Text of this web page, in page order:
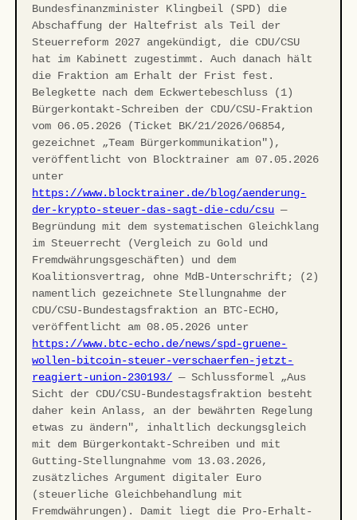
Bundesfinanzminister Klingbeil (SPD) die
Abschaffung der Haltefrist als Teil der
Steuerreform 2027 angekündigt, die CDU/CSU
hat im Kabinett zugestimmt. Auch danach hält
die Fraktion am Erhalt der Frist fest.
Belegkette nach dem Eckwertebeschluss (1)
Bürgerkontakt-Schreiben der CDU/CSU-Fraktion
vom 06.05.2026 (Ticket BK/21/2026/06854,
gezeichnet „Team Bürgerkommunikation"),
veröffentlicht von Blocktrainer am 07.05.2026
unter
https://www.blocktrainer.de/blog/aenderung-
der-krypto-steuer-das-sagt-die-cdu/csu —
Begründung mit dem systematischen Gleichklang
im Steuerrecht (Vergleich zu Gold und
Fremdwährungsgeschäften) und dem
Koalitionsvertrag, ohne MdB-Unterschrift; (2)
namentlich gezeichnete Stellungnahme der
CDU/CSU-Bundestagsfraktion an BTC-ECHO,
veröffentlicht am 08.05.2026 unter
https://www.btc-echo.de/news/spd-gruene-
wollen-bitcoin-steuer-verschaerfen-jetzt-
reagiert-union-230193/ — Schlussformel „Aus
Sicht der CDU/CSU-Bundestagsfraktion besteht
daher kein Anlass, an der bewährten Regelung
etwas zu ändern", inhaltlich deckungsgleich
mit dem Bürgerkontakt-Schreiben und mit
Gutting-Stellungnahme vom 13.03.2026,
zusätzliches Argument digitaler Euro
(steuerliche Gleichbehandlung mit
Fremdwährungen). Damit liegt die Pro-Erhalt-